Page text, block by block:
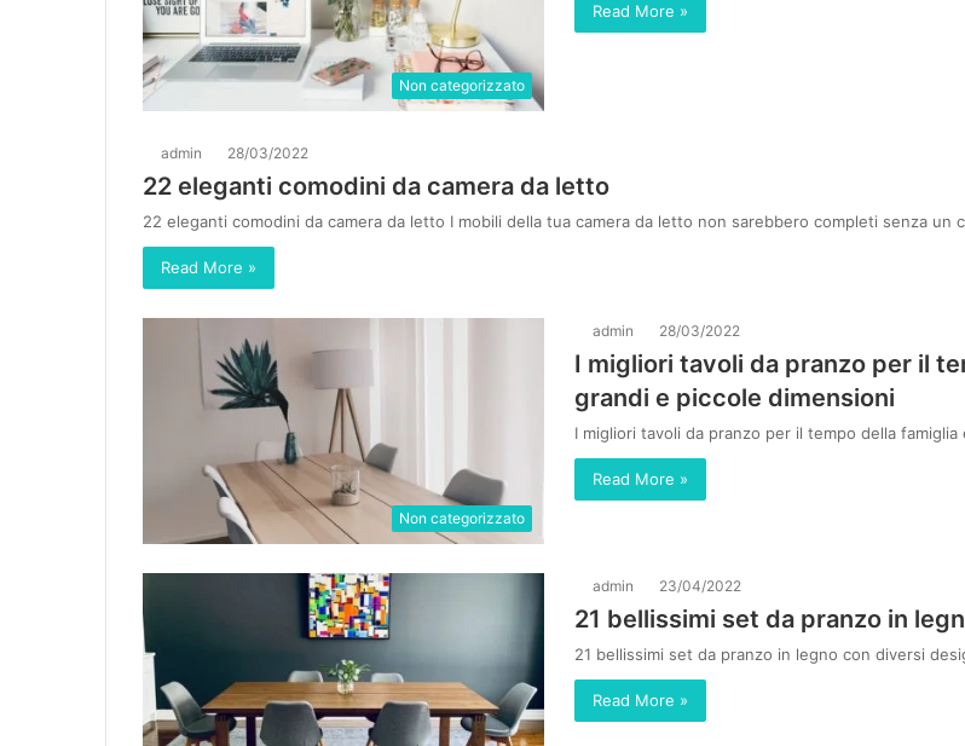
Non categorizzato
Read More »
admin 28/03/2022
22 eleganti comodini da camera da letto
22 eleganti comodini da camera da letto I mobili della tua camera da letto non sarebbero completi senza un
Read More »
Non categorizzato
admin 28/03/2022
I migliori tavoli da pranzo per il
grandi e piccole dimensioni
I migliori tavoli da pranzo per il tempo della
Read More »
admin 23/04/2022
21 bellissimi set da pranzo in
21 bellissimi set da pranzo in legno con diversi
Read More »